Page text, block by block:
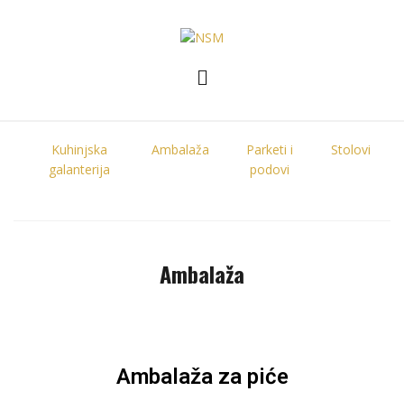
Kuhinjska
galanterija
Ambalaža
Parketi i
podovi
Stolovi
Ambalaža
Ambalaža za piće